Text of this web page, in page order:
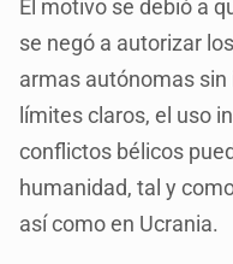
El motivo se debió a
se negó a autorizar
armas autónomas
límites claros, el uso
conflictos bélicos
humanidad, tal y
así como en Ucrania.